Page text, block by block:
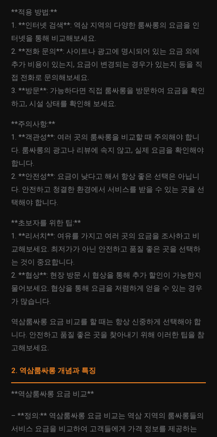
**적용 방법:**
1. **인터넷 검색**: 역삼 지역의 다양한 룸싸롱의 요금을 인
터넷을 통해 비교해보세요.
2. **전화 문의**: 사이트나 광고에 명시되어 있는 요금 외에
추가 비용이 있는지, 요금이 변경되는 경우가 있는지 등을 직
접 전화로 문의해보세요.
3. **방문**: 가능하다면 직접 룸싸롱을 방문하여 요금을 확인
하고, 시설 상태를 확인해 보세요.
**주의사항:**
1. **객관성**: 여러 곳의 룸싸롱을 비교할 때 주의해야 합니
다. 룸싸롱의 광고나 리뷰에 속지 않고, 실제 요금을 확인해야
합니다.
2. **안전성**: 요금이 낮다고 해서 항상 좋은 선택은 아닙니
다. 안전하고 청결한 환경에서 서비스를 받을 수 있는 곳을 선
택해야 합니다.
**초보자를 위한 팁:**
1. **리서치**: 여유를 가지고 여러 곳의 요금을 조사하고 비
교해보세요. 최저가가 아닌 안전하고 품질 좋은 곳을 선택하
는 것이 중요합니다.
2. **협상**: 현장 방문 시 협상을 통해 추가 할인이 가능한지
물어보세요. 협상을 통해 요금을 저렴하게 얻을 수 있는 경우
가 많습니다.
역삼룸싸롱 요금 비교를 할 때는 항상 신중하게 선택해야 합
니다. 안전하고 품질 좋은 곳을 찾아내기 위해 이러한 팁을 참
고해보세요.
2. 역삼룸싸롱 개념과 특징
**역삼룸싸롱 요금 비교**
– **정의:** 역삼룸싸롱 요금 비교는 역삼 지역의 룸싸롱들의
서비스 요금을 비교하여 고객들에게 가격 정보를 제공하는